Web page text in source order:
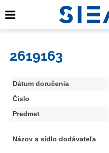
2619163
Dátum doručenia
Číslo
Predmet
Názov a sídlo dodávateľa